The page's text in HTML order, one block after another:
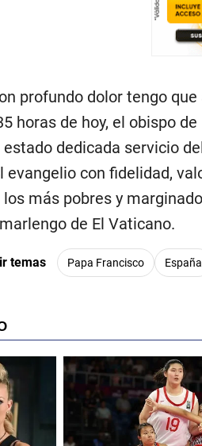
profundo dolor tengo
horas de hoy, el obispo
estado dedicada servicio
evangelio con fidelidad,
los más pobres y
de El Vaticano.
temas Papa Francisco España